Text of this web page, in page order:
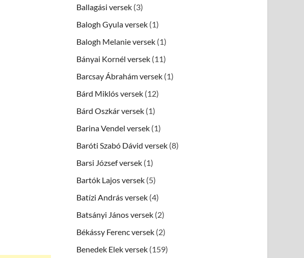
Ballagási versek (3)
Balogh Gyula versek (1)
Balogh Melanie versek (1)
Bányai Kornél versek (11)
Barcsay Ábrahám versek (1)
Bárd Miklós versek (12)
Bárd Oszkár versek (1)
Barina Vendel versek (1)
Baróti Szabó Dávid versek (8)
Barsi József versek (1)
Bartók Lajos versek (5)
Batízi András versek (4)
Batsányi János versek (2)
Békássy Ferenc versek (2)
Benedek Elek versek (159)